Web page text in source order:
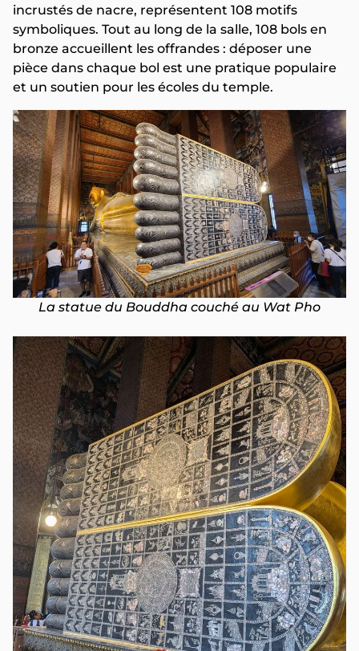
incrustés de nacre, représentent 108 motifs
symboliques. Tout au long de la salle, 108 bols en
bronze accueillent les offrandes : déposer une
pièce dans chaque bol est une pratique populaire
et un soutien pour les écoles du temple.
La statue du Bouddha couché au Wat Pho